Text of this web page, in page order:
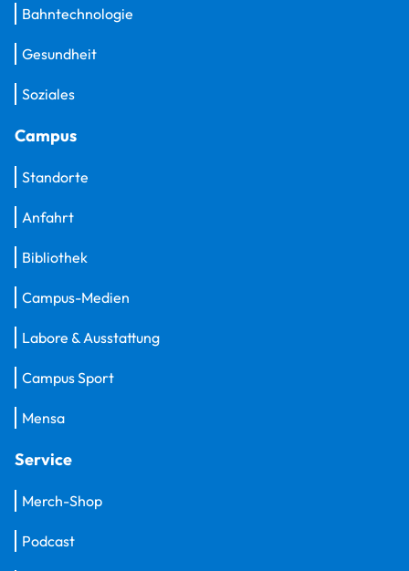
Bahntechnologie
Gesundheit
Soziales
Campus
Standorte
Anfahrt
Bibliothek
Campus-Medien
Labore & Ausstattung
Campus Sport
Mensa
Service
Merch-Shop
Podcast